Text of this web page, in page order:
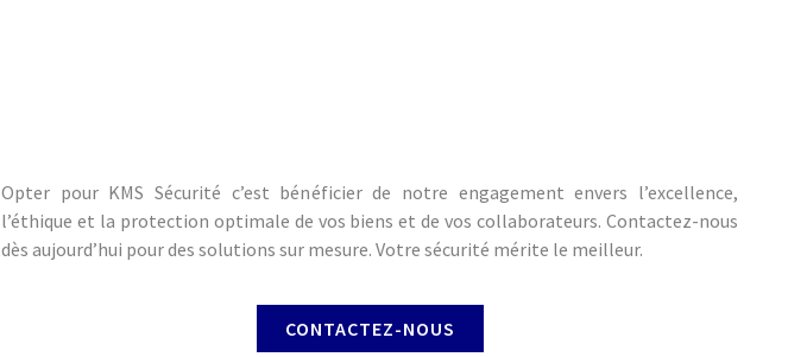
Opter pour KMS Sécurité c’est bénéficier de notre engagement envers l’excellence,
l’éthique et la protection optimale de vos biens et de vos collaborateurs. Contactez-nous
dès aujourd’hui pour des solutions sur mesure. Votre sécurité mérite le meilleur.
CONTACTEZ-NOUS